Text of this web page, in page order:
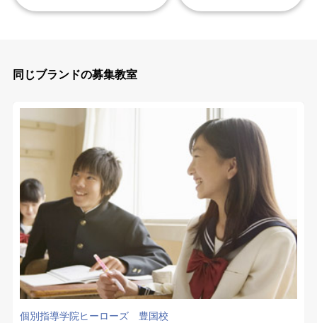
同じブランドの募集教室
個別指導学院ヒーローズ 豊国校